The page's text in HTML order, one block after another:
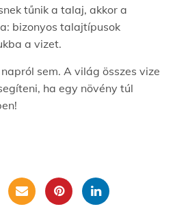
tűnik a talaj, akkor a
bizonyos talajtípusok
a vizet.
sem. A világ összes vize
ha egy növény túl